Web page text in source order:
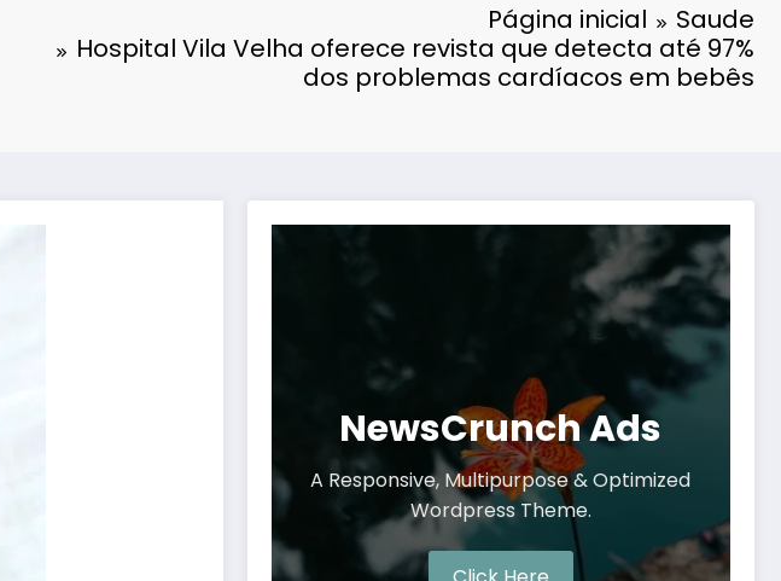
Página inicial
Saude
Hospital Vila Velha oferece revista que detecta até 97%
dos problemas cardíacos em bebês
NewsCrunch Ads
A Responsive, Multipurpose & Optimized
Wordpress Theme.